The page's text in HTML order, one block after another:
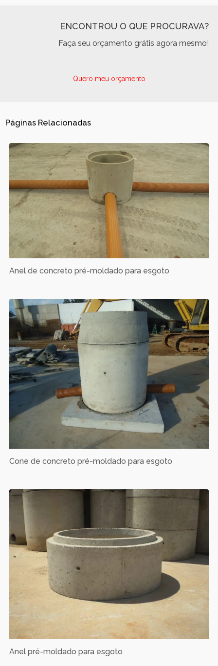
ENCONTROU O QUE PROCURAVA?
Faça seu orçamento grátis agora mesmo!
Quero meu orçamento
Páginas Relacionadas
Anel de concreto pré-moldado para esgoto
Cone de concreto pré-moldado para esgoto
Anel pré-moldado para esgoto